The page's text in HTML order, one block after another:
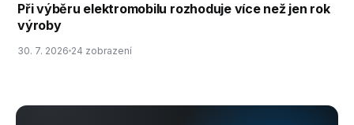
Při výběru elektromobilu rozhoduje více než jen rok
výroby
30. 7. 2026 24 zobrazení